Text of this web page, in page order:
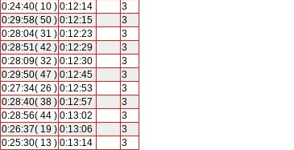
0:24:40( 10 ) 0:12:14
3
0:29:58( 50 ) 0:12:15
3
0:28:04( 31 ) 0:12:23
3
0:28:51( 42 ) 0:12:29
3
0:28:09( 32 ) 0:12:30
3
0:29:50( 47 ) 0:12:45
3
0:27:34( 26 ) 0:12:53
3
0:28:40( 38 ) 0:12:57
3
0:28:56( 44 ) 0:13:02
3
0:26:37( 19 ) 0:13:06
3
0:25:30( 13 ) 0:13:14
3